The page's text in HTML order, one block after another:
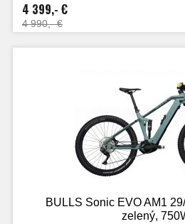
4 399,- €
4 990,- €
BULLS Sonic EVO AM1
zelený,